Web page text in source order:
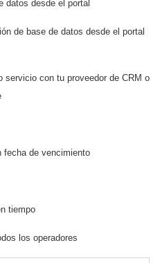
datos desde el portal
de base de datos desde el portal
servicio con tu proveedor de CRM o
fecha de vencimiento
tiempo
los operadores